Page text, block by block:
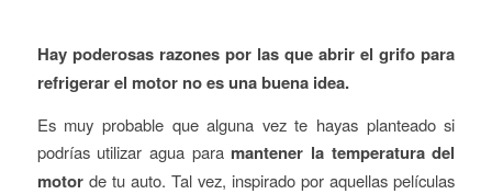
Hay poderosas razones por las que abrir el grifo para
refrigerar el motor no es una buena idea.
Es muy probable que alguna vez te hayas planteado si
podrías utilizar agua para mantener la temperatura del
motorde tu auto. Tal vez, inspirado por aquellas películas